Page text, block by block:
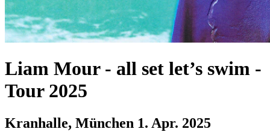
Liam Mour - all set let’s swim -
Tour 2025
Kranhalle, München 1. Apr. 2025